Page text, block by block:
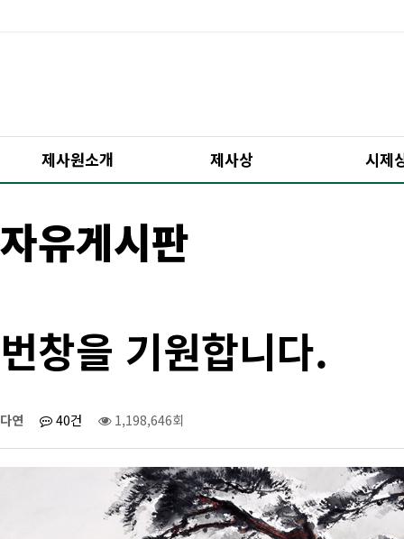
제사원소개 제사상 시제
자유게시판
번창을 기원합니다.
다연 40건 1,198,646회